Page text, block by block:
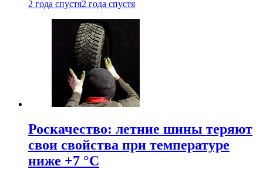
2 года спустя2 года спустя
Роскачество: летние шины теряют
свои свойства при температуре
ниже +7 °C